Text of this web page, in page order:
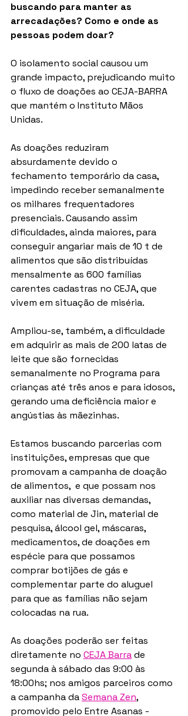
buscando para manter as
arrecadações? Como e onde as
pessoas podem doar?
O isolamento social causou um
grande impacto, prejudicando muito
o fluxo de doações ao CEJA-BARRA
que mantém o Instituto Mãos
Unidas.
As doações reduziram
absurdamente devido o
fechamento temporário da casa,
impedindo receber semanalmente
os milhares frequentadores
presenciais. Causando assim
dificuldades, ainda maiores, para
conseguir angariar mais de 10 t de
alimentos que são distribuídas
mensalmente as 600 famílias
carentes cadastras no CEJA, que
vivem em situação de miséria.
Ampliou-se, também, a dificuldade
em adquirir as mais de 200 latas de
leite que são fornecidas
semanalmente no Programa para
crianças até três anos e para idosos,
gerando uma deficiência maior e
angústias às mãezinhas.
Estamos buscando parcerias com
instituições, empresas que que
promovam a campanha de doação
de alimentos,  e que possam nos
auxiliar nas diversas demandas,
como material de Jin, material de
pesquisa, álcool gel, máscaras,
medicamentos, de doações em
espécie para que possamos
comprar botijões de gás e
complementar parte do aluguel
para que as famílias não sejam
colocadas na rua.
As doações poderão ser feitas
diretamente no CEJA Barra de
segunda à sábado das 9:00 às
18:00hs; nos amigos parceiros como
a campanha da Semana Zen,
promovido pelo Entre Asanas -